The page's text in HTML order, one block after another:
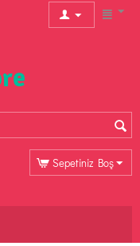
Sepetiniz Boş